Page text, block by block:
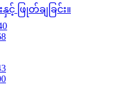
ဖြုတ်ချခြင်း။